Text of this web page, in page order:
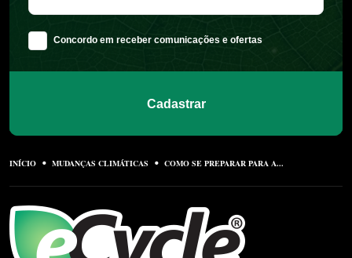
Concordo em receber comunicações e ofertas
Cadastrar
INÍCIO MUDANÇAS CLIMÁTICAS COMO SE PREPARAR PARA A...